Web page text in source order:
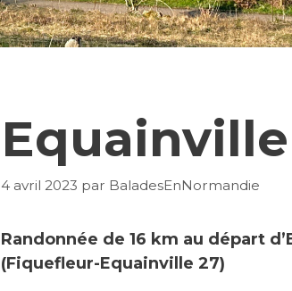
Equainville
4 avril 2023 par BaladesEnNormandie
Randonnée de 16 km au départ
(Fiquefleur-Equainville 27)